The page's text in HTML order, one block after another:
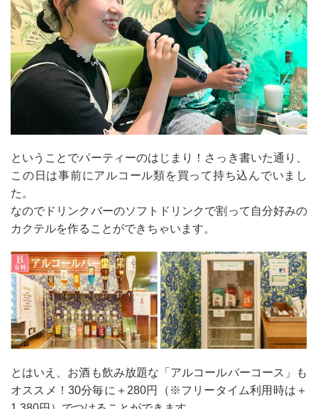
ということでパーティーのはじまり！さっき書いた通り、
この日は事前にアルコール類を買って持ち込んでいまし
た。
なのでドリンクバーのソフトドリンクで割って自分好みの
カクテルを作ることができちゃいます。
とはいえ、お酒も飲み放題な「アルコールバーコース」も
オススメ！30分毎に＋280円（※フリータイム利用時は＋